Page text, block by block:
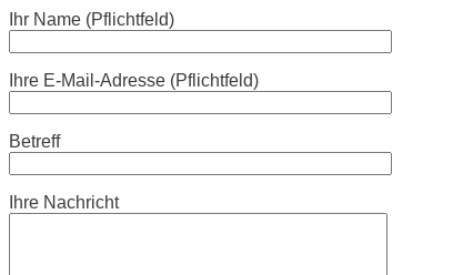
Ihr Name (Pflichtfeld)
Ihre E-Mail-Adresse (Pflichtfeld)
Betreff
Ihre Nachricht